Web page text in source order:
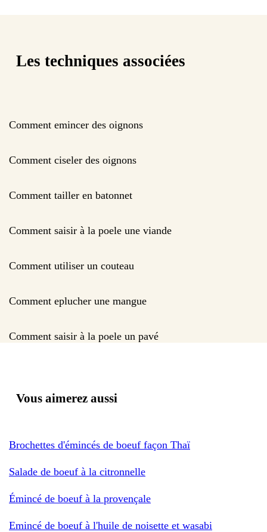
Les techniques associées
Comment emincer des oignons
Comment ciseler des oignons
Comment tailler en batonnet
Comment saisir à la poele une viande
Comment utiliser un couteau
Comment eplucher une mangue
Comment saisir à la poele un pavé
Vous aimerez aussi
Brochettes d'émincés de boeuf façon Thaï
Salade de boeuf à la citronnelle
Émincé de boeuf à la provençale
Emincé de boeuf à l'huile de noisette et wasabi